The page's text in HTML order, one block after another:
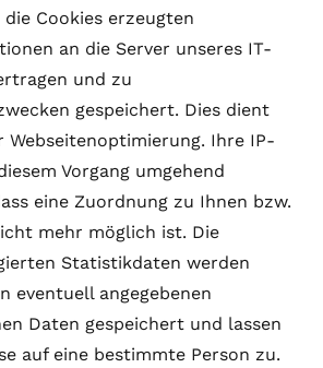
Cookies erzeugten
an die Server unseres IT-
und zu
gespeichert. Dies dient
Webseitenoptimierung. Ihre IP-
Vorgang umgehend
eine Zuordnung zu Ihnen bzw.
mehr möglich ist. Die
Statistikdaten werden
eventuell angegebenen
Daten gespeichert und lassen
auf eine bestimmte Person zu.